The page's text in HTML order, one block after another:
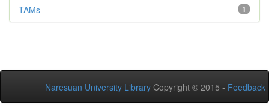
1
TAMs
Naresuan University Library Copyright © 2015 - Feedback